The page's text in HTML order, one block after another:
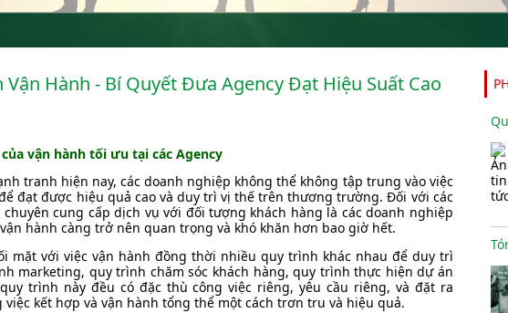
Vận Hành - Bí Quyết Đưa Agency Đạt Hiệu Suất Cao
vận hành tối ưu tại các Agency
tranh hiện nay, các doanh nghiệp không thể không tập trung vào việc
đạt được hiệu quả cao và duy trì vị thế trên thương trường. Đối với các
cung cấp dịch vụ với đối tượng khách hàng là các doanh nghiệp
hành càng trở nên quan trọng và khó khăn hơn bao giờ hết.
mặt với việc vận hành đồng thời nhiều quy trình khác nhau để duy trì
marketing, quy trình chăm sóc khách hàng, quy trình thực hiện dự án
trình này đều có đặc thù công việc riêng, yêu cầu riêng, và đặt ra
kết hợp và vận hành tổng thể một cách trơn tru và hiệu quả.